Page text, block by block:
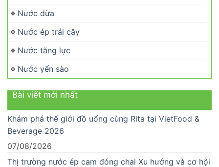
Nước dừa
Nước ép trái cây
Nước tăng lực
Nước yến sào
Bài viết mới nhất
Khám phá thế giới đồ uống cùng Rita tại VietFood &
Beverage 2026
07/08/2026
Thị trường nước ép cam đóng chai Xu hướng và cơ hội